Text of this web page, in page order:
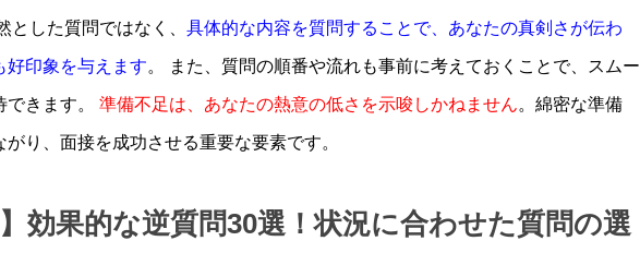
とした質問ではなく、 具体的な内容を質問することで、あなたの真剣さが伝わ
好印象を与えます。 また、質問の順番や流れも事前に考えておくことで、スムー
できます。 準備不足は、あなたの熱意の低さを示唆しかねません。綿密な準備
がり、面接を成功させる重要な要素です。
】効果的な逆質問30選！状況に合わせた質問の選